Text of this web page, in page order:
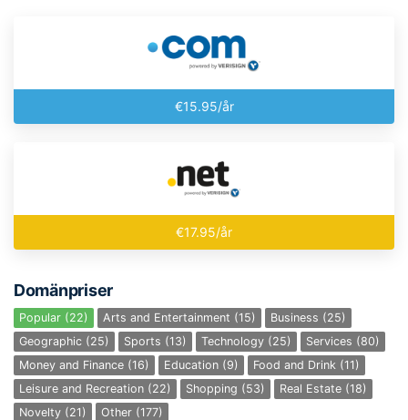
€15.95/år
€17.95/år
Domänpriser
Popular (22) Arts and Entertainment (15)
Business (25)
Geographic (25)
Sports (13) Technology (25)
Services (80)
Money and Finance (16)
Education (9)
Food and Drink (11)
Leisure and Recreation (22)
Shopping (53)
Real Estate (18)
Novelty (21)
Other (177)